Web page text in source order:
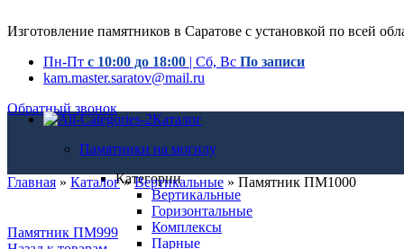
Изготовление памятников в Саратове с установкой по всей
Пн-Пт с 10:00 до 18:00 | Сб, Вс По записи
kam.master.saratov@mail.ru
Обратный звонок
Каталог
Памятники на могилу
Категории
Вертикальные
Горизонтальные
Комплексы
Парные
Главная » Каталог»Вертикальные » Памятник ПМ1000
Памятник ПМ999